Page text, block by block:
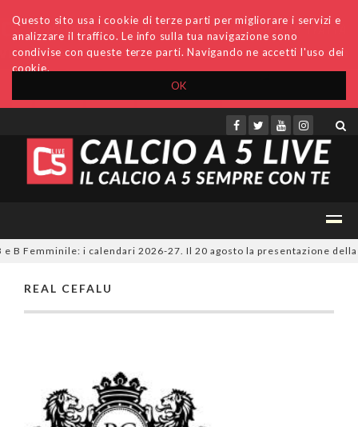
OK
Questo sito usa i cookie di terze parti per migliorare i servizi e
analizzare il traffico. Le info sulla tua navigazione sono
condivise con queste terze parti. Navigando ne accetti l'uso dei
cookie.
Accedi Archivio Invio comunicati Redazione
B Femminile: i calendari 2026-27. Il 20 agosto la presentazione della
REAL CEFALU